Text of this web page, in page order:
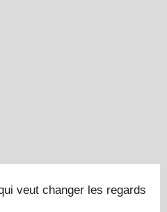
veut changer les regards